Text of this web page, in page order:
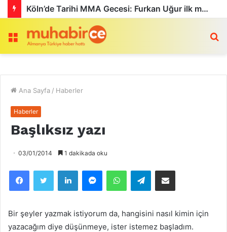
Köln’de Tarihi MMA Gecesi: Furkan Uğur ilk maçını kazandı
Menü
Ana Sayfa / Haberler
Haberler
Başlıksız yazı
03/01/2014 1 dakikada oku
Telegram
Bir şeyler yazmak istiyorum da, hangisini nasıl kimin için
yazacağım diye düşünmeye, ister istemez başladım.